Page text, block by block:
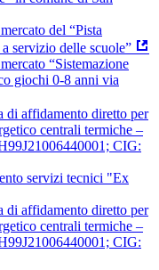
del “Pista
servizio delle scuole”
“Sistemazione
giochi 0-8 anni via
di affidamento diretto per
centrali termiche –
CIG:
servizi tecnici "Ex
di affidamento diretto per
centrali termiche –
CIG: